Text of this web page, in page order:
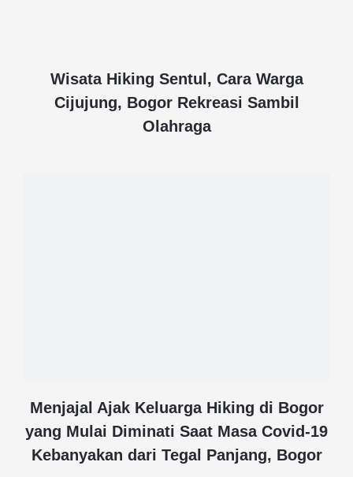
Wisata Hiking Sentul, Cara Warga
Cijujung, Bogor Rekreasi Sambil
Olahraga
Menjajal Ajak Keluarga Hiking di Bogor
yang Mulai Diminati Saat Masa Covid-19
Kebanyakan dari Tegal Panjang, Bogor